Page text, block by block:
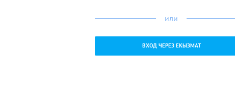
или
ВХОД ЧЕРЕЗ ЕКЫЗМАТ